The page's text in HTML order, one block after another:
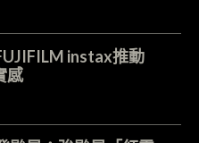
instax推動
感